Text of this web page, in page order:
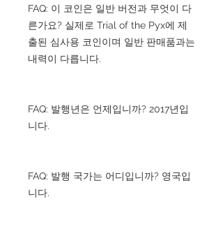
FAQ: 이 코인은 일반 버전과 무엇이 다
른가요? 실제로 Trial of the Pyx에 제
출된 심사용 코인이며 일반 판매품과는
내력이 다릅니다.
FAQ: 발행년은 언제입니까? 2017년입
니다.
FAQ: 발행 국가는 어디입니까? 영국입
니다.